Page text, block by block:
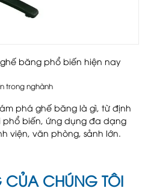
băng phổ biến hiện nay
trong nghành
phá ghế băng là gì, từ định
biến, ứng dụng đa dạng
viện, văn phòng, sảnh lớn.
CỦA CHÚNG TÔI